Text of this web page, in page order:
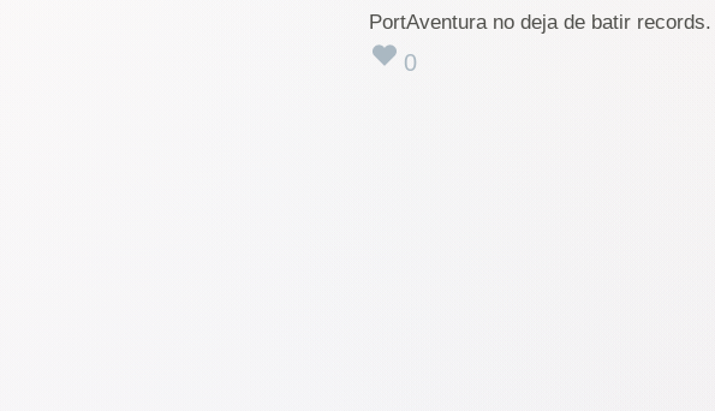
PortAventura no deja de batir
0